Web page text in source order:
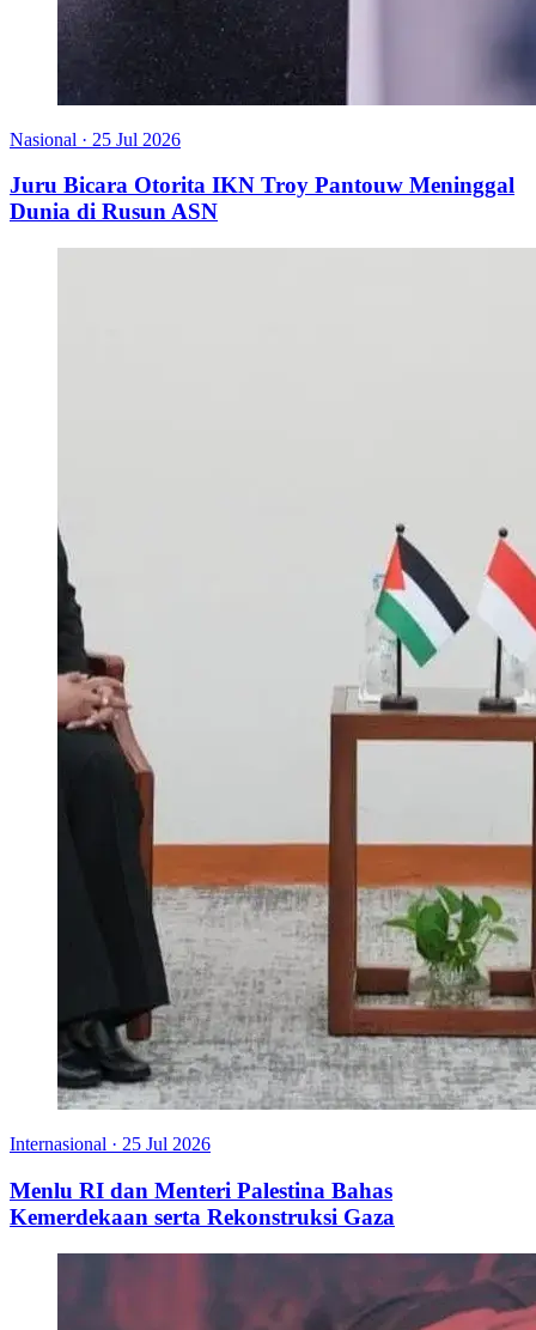
Nasional · 25 Jul 2026
Juru Bicara Otorita IKN Troy Pantouw Meninggal
Dunia di Rusun ASN
Internasional · 25 Jul 2026
Menlu RI dan Menteri Palestina Bahas
Kemerdekaan serta Rekonstruksi Gaza